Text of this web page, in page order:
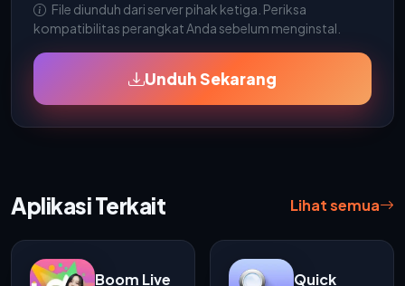
File diunduh dari server pihak ketiga. Periksa
kompatibilitas perangkat Anda sebelum menginstal.
Unduh Sekarang
Aplikasi Terkait Lihat semua
Boom Live
Quick